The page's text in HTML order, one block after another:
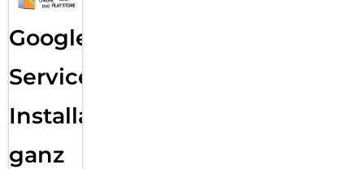
Google
Services
Installation
ganz